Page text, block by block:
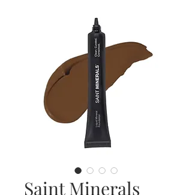
Saint Minerals